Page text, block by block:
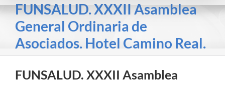
FUNSALUD. XXXII Asamblea
General Ordinaria de
Asociados. Hotel Camino Real.
FUNSALUD. XXXII Asamblea